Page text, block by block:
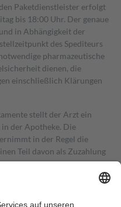
Paketdienstleister erfolgt
bis 18:00 Uhr. Der genaue
in Abhängigkeit der
des Spediteurs
pharmazeutische
dienen, die
einschließlich Klärungen
stellt der Arzt ein
in der Apotheke. Die
in der Regel die
Teil davon als Zuzahlung
in Höhe von zehn
mehr als die tatsächlichen